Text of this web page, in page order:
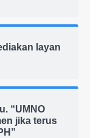
layan
“UMNO
jika terus